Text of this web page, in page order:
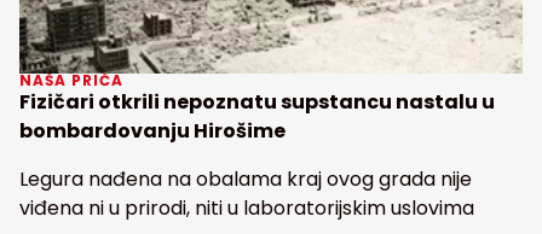
NAŠA PRIČA
Fizičari otkrili nepoznatu supstancu nastalu u
bombardovanju Hirošime
Legura nađena na obalama kraj ovog grada nije
viđena ni u prirodi, niti u laboratorijskim uslovima